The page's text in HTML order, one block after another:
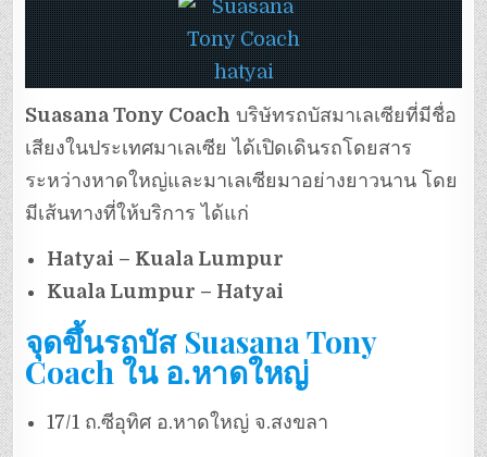
Suasana Tony Coach บริษัทรถบัสมาเลเซียที่มีชื่อ
เสียงในประเทศมาเลเซีย ได้เปิดเดินรถโดยสาร
ระหว่างหาดใหญ่และมาเลเซียมาอย่างยาวนาน โดย
มีเส้นทางที่ให้บริการ ได้แก่
Hatyai – Kuala Lumpur
Kuala Lumpur – Hatyai
จุดขึ้นรถบัส Suasana Tony
Coach ใน อ.หาดใหญ่
17/1 ถ.ซีอุทิศ อ.หาดใหญ่ จ.สงขลา